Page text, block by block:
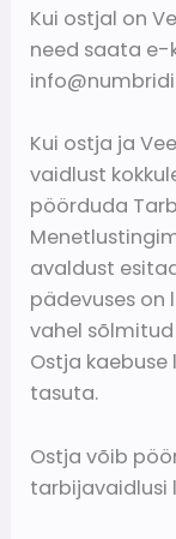
Kui ostjal on
need saata e-
Kui ostja ja
vaidlust
pöörduda
avaldust
pädevuses on
vahel
Ostja
tasuta.
Ostja võib
tarbijavaidlusi